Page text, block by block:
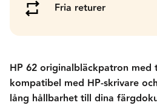
Fria returer
HP 62 originalbläckpatron med
kompatibel med HP-skrivare
lång hållbarhet till dina